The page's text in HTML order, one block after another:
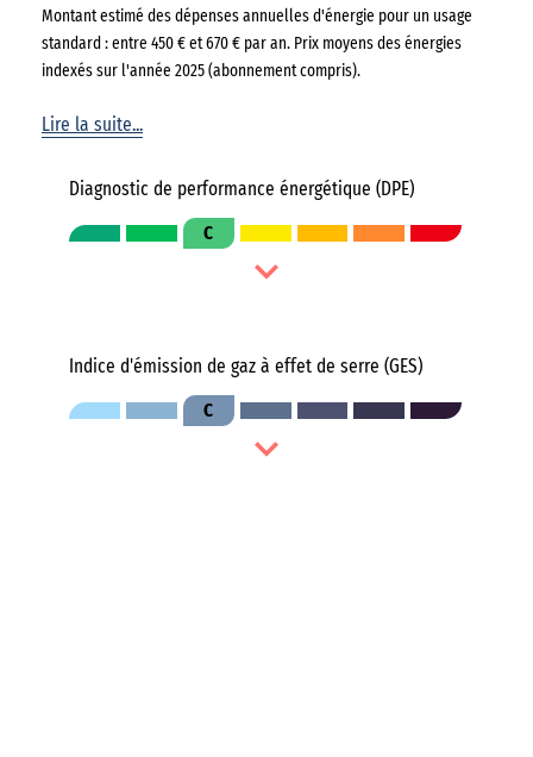
Montant estimé des dépenses annuelles d'énergie pour un usage
standard : entre 450 € et 670 € par an. Prix moyens des énergies
indexés sur l'année 2025 (abonnement compris).
Lire la suite...
Diagnostic de performance énergétique (DPE)
C
Indice d'émission de gaz à effet de serre (GES)
C